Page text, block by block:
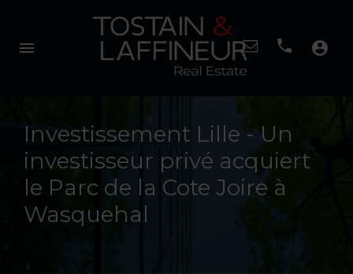
menu account_circle
Investissement Lille - Un
investisseur privé acquiert
le Parc de la Cote Joire à
Wasquehal